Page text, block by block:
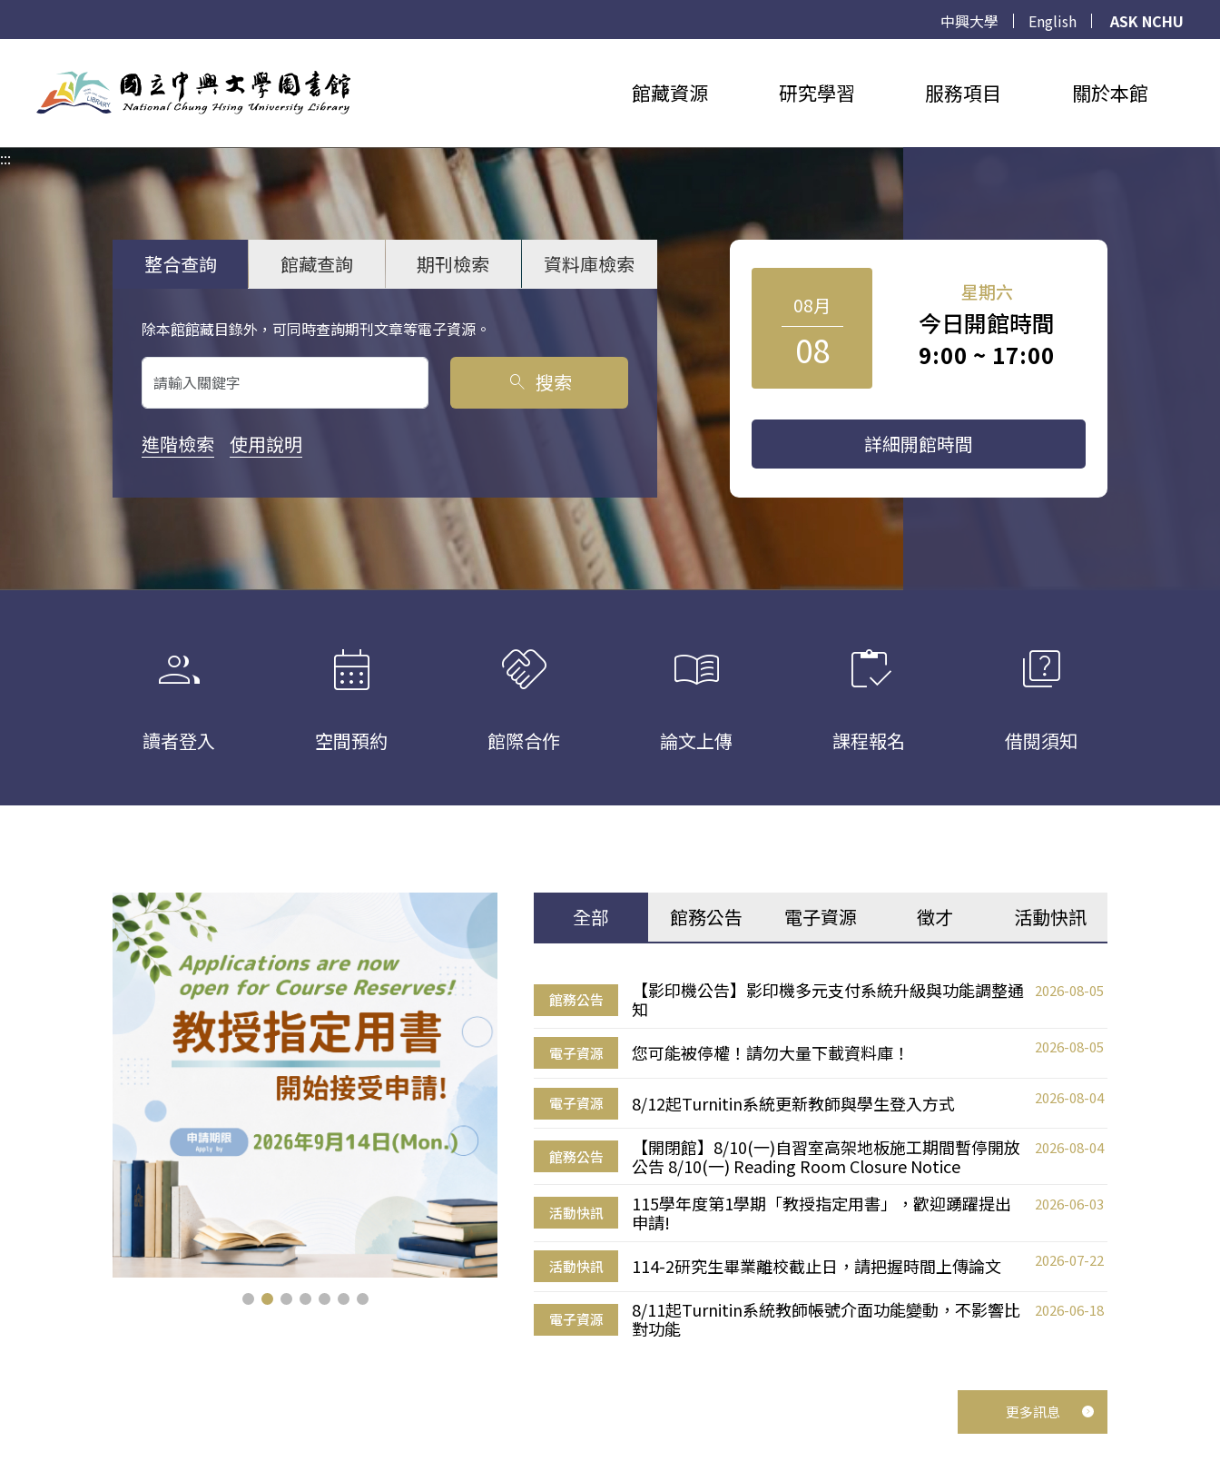
中興大學 English
ASK NCHU
館藏資源 研究學習 服務項目 關於本館
:::
整合查詢 館藏查詢 期刊檢索 資料庫檢索
除本館館藏目錄外，可同時查詢期刊文章等電子資源。
關鍵字搜尋
search 搜索
進階檢索 使用說明
08月
08
星期六
今日開館時間
9:00 ~ 17:00
詳細開館時間
group
讀者登入
calendar_month
空間預約
handshake
館際合作
menu_book
論文上傳
inventory
課程報名
quiz
借閱須知
全部 館務公告 電子資源 徵才 活動快訊
館務公告
【影印機公告】影印機多元支付系統升級與功能調整通
知
2026-08-05
電子資源 您可能被停權！請勿大量下載資料庫！ 2026-08-05
電子資源 8/12起Turnitin系統更新教師與學生登入方式 2026-08-04
館務公告
【開閉館】8/10(一)自習室高架地板施工期間暫停開放
公告 8/10(一) Reading Room Closure Notice
2026-08-04
活動快訊
115學年度第1學期「教授指定用書」，歡迎踴躍提出
申請!
2026-06-03
活動快訊 114-2研究生畢業離校截止日，請把握時間上傳論文 2026-07-22
電子資源
8/11起Turnitin系統教師帳號介面功能變動，不影響比
對功能
2026-06-18
更多訊息